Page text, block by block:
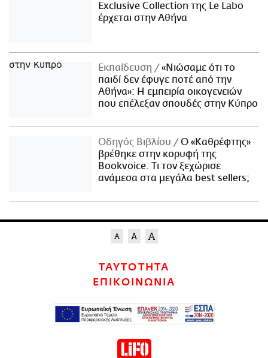
Exclusive Collection της Le Labo
έρχεται στην Αθήνα
Εκπαίδευση
«Νιώσαμε ότι το
παιδί δεν έφυγε ποτέ από την
Αθήνα»: Η εμπειρία οικογενειών
που επέλεξαν σπουδές στην Κύπρο
Οδηγός Βιβλίου
Ο «Καθρέφτης»
βρέθηκε στην κορυφή της
Bookvoice. Τι τον ξεχώρισε
ανάμεσα στα μεγάλα best sellers;
ΤΑΥΤΟΤΗΤΑ
ΕΠΙΚΟΙΝΩΝΙΑ